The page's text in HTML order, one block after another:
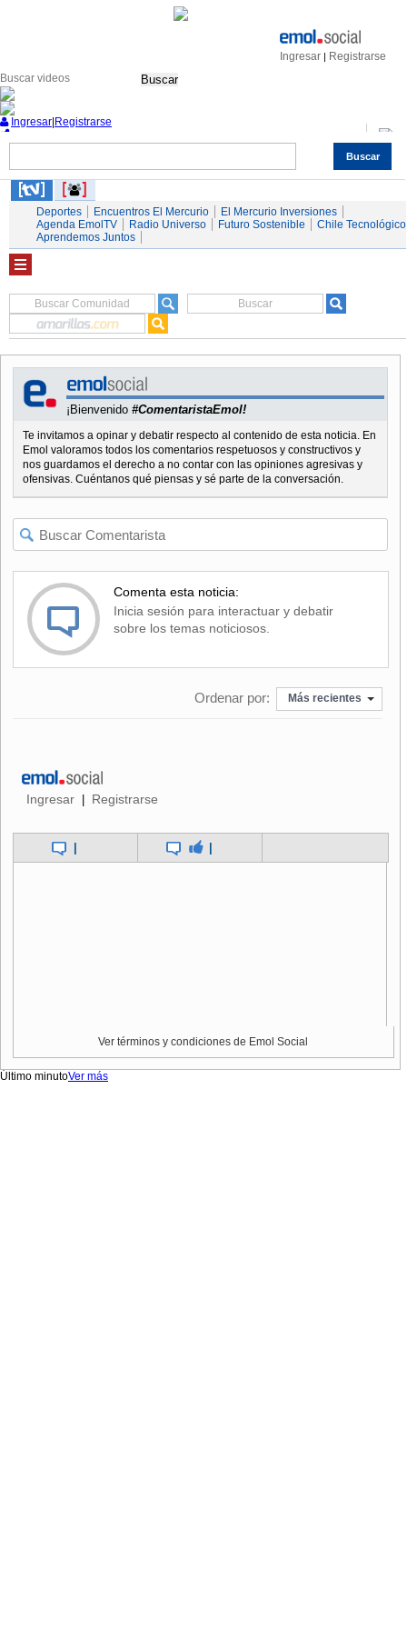
Ingresar | Registrarse
Buscar
Buscar
Ingresar Registrarse
Servicios
Deportes Encuentros El Mercurio
El Mercurio Inversiones
Agenda EmolTV
Radio Universo Futuro Sostenible
Chile Tecnológico
Aprendemos Juntos
¡Bienvenido #ComentaristaEmol!
Te invitamos a opinar y debatir respecto al contenido de esta noticia. En
Emol valoramos todos los comentarios respetuosos y constructivos y
nos guardamos el derecho a no contar con las opiniones agresivas y
ofensivas. Cuéntanos qué piensas y sé parte de la conversación.
Comenta esta noticia:
Inicia sesión para interactuar y debatir
sobre los temas noticiosos.
Ordenar por: Más recientes
Ingresar | Registrarse
| |
Ver términos y condiciones de Emol Social
Último minutoVer más